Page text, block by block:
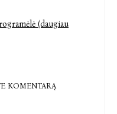
(daugiau
KOMENTARĄ